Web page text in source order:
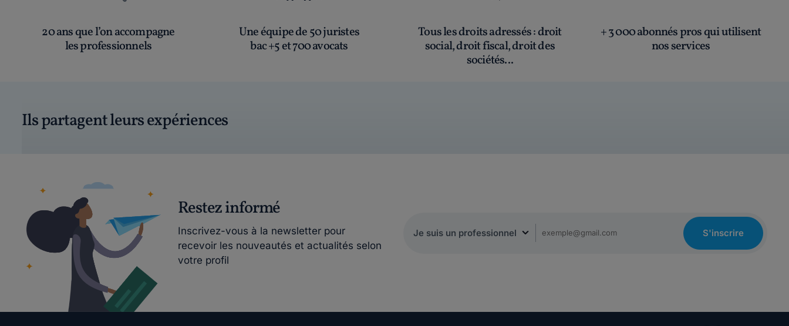
20 ans que l’on accompagne
les professionnels
Une équipe de 50 juristes
bac +5 et 700 avocats
Tous les droits adressés: droit
social, droit fiscal, droit des
sociétés...
+ 3 000 abonnés pros qui utilisent
nos services
Ils partagent leurs expériences
Restez informé
Inscrivez-vous à la newsletter pour
recevoir les nouveautés et actualités selon
votre profil
S'inscrire